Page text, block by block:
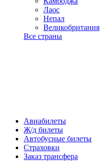
Лаос
Непал
Великобритания
Все страны
Авиабилеты
Ж/д билеты
Автобусные билеты
Страховки
Заказ трансфера